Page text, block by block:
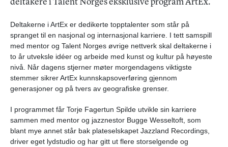
deltakere i Talent Norges eksklusive program ArtEx.
Deltakerne i ArtEx er dedikerte topptalenter som står på
spranget til en nasjonal og internasjonal karriere. I tett samspill
med mentor og Talent Norges øvrige nettverk skal deltakerne i
to år utveksle idéer og arbeide med kunst og kultur på høyeste
nivå. Når dagens stjerner møter morgendagens viktigste
stemmer sikrer ArtEx kunnskapsoverføring gjennom
generasjoner og på tvers av geografiske grenser.
I programmet får Torje Fagertun Spilde utvikle sin karriere
sammen med mentor og jazznestor Bugge Wesseltoft, som
blant mye annet står bak plateselskapet Jazzland Recordings,
driver eget lydstudio og har gitt ut flere storselgende og